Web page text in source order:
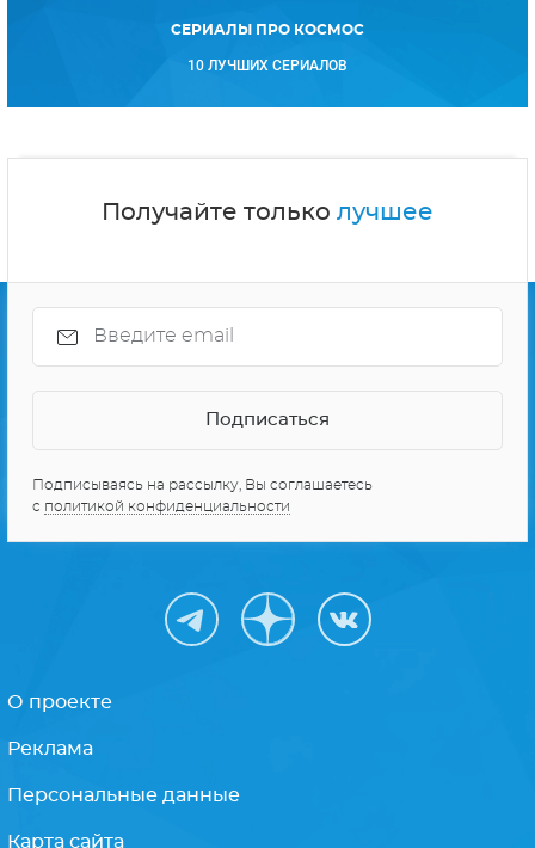
СЕРИАЛЫ ПРО КОСМОС
10 ЛУЧШИХ СЕРИАЛОВ
Получайте только лучшее
Подписываясь на рассылку, Вы соглашаетесь
с политикой конфиденциальности
О проекте
Реклама
Персональные данные
Карта сайта